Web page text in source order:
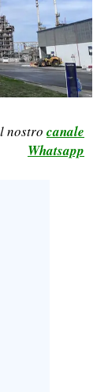
nostro canale
Whatsapp